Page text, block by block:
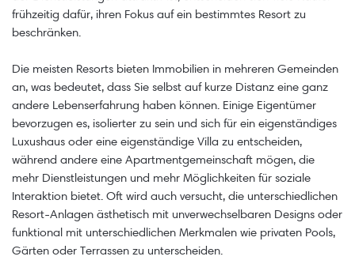
frühzeitig dafür, ihren Fokus auf ein bestimmtes Resort zu
beschränken.
Die meisten Resorts bieten Immobilien in mehreren Gemeinden
an, was bedeutet, dass Sie selbst auf kurze Distanz eine ganz
andere Lebenserfahrung haben können. Einige Eigentümer
bevorzugen es, isolierter zu sein und sich für ein eigenständiges
Luxushaus oder eine eigenständige Villa zu entscheiden,
während andere eine Apartmentgemeinschaft mögen, die
mehr Dienstleistungen und mehr Möglichkeiten für soziale
Interaktion bietet. Oft wird auch versucht, die unterschiedlichen
Resort-Anlagen ästhetisch mit unverwechselbaren Designs oder
funktional mit unterschiedlichen Merkmalen wie privaten Pools,
Gärten oder Terrassen zu unterscheiden.